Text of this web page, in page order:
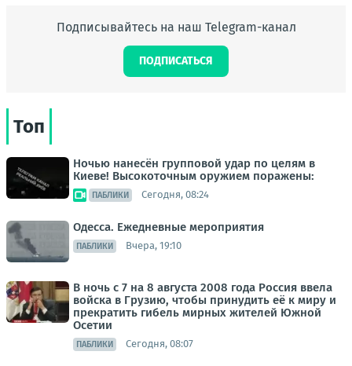
Подписывайтесь на наш Telegram-канал
ПОДПИСАТЬСЯ
Топ
Ночью нанесён групповой удар по целям в
Киеве! Высокоточным оружием поражены:
ПАБЛИКИ Сегодня, 08:24
Одесса. Ежедневные мероприятия
ПАБЛИКИ Вчера, 19:10
В ночь с 7 на 8 августа 2008 года Россия ввела
войска в Грузию, чтобы принудить её к миру и
прекратить гибель мирных жителей Южной
Осетии
ПАБЛИКИ Сегодня, 08:07